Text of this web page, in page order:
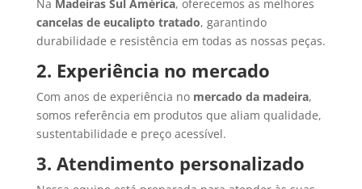
Na Madeiras Sul América, oferecemos as melhores
cancelas de eucalipto tratado, garantindo
durabilidade e resistência em todas as nossas peças.
2. Experiência no mercado
Com anos de experiência no mercado da madeira,
somos referência em produtos que aliam qualidade,
sustentabilidade e preço acessível.
3. Atendimento personalizado